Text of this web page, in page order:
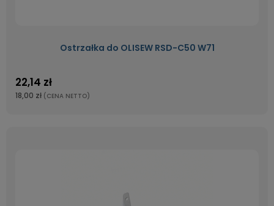
Ostrzałka do OLISEW RSD-C50 W71
22,14 zł
18,00 zł (CENA NETTO)